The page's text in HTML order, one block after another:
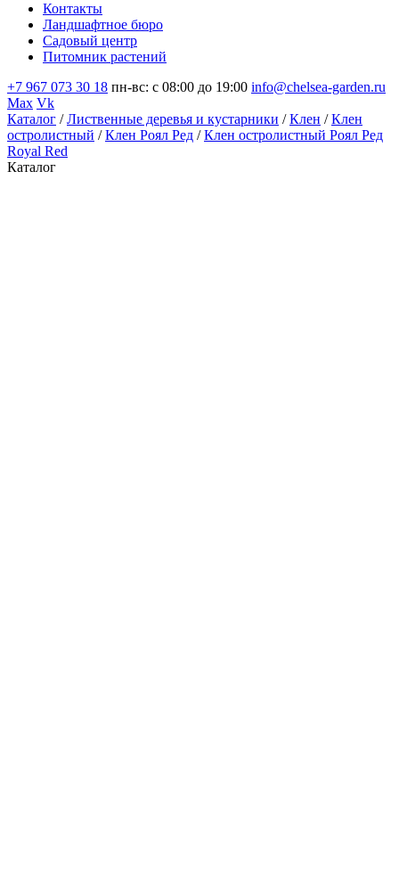
Контакты
Ландшафтное бюро
Садовый центр
Питомник растений
+7 967 073 30 18 пн-вс: с 08:00 до 19:00 info@chelsea-garden.ru
Max Vk
Каталог /Лиственные деревья и кустарники /Клен /Клен
остролистный /Клен Роял Ред /Клен остролистный Роял Ред
Royal Red
Каталог